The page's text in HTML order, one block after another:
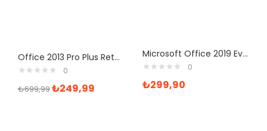
Office 2013 Pro Plus Retail Dijital Lisans Anahtarı
0
₺699,99₺249,99
Microsoft Office 2019 Ev Ve İş 1 PC T5D-03258 Ofis Yazılımı
0
₺299,90